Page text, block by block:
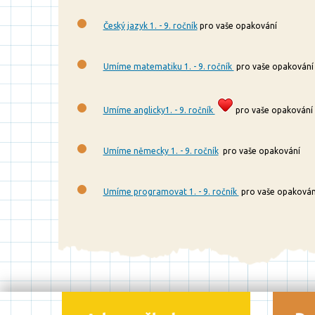
Český jazyk 1. - 9. ročníkpro vaše opakování
Umíme matematiku 1. - 9. ročník pro vaše opakování
Umíme anglicky1. - 9. ročník pro vaše opakování
Umíme německy 1. - 9. ročníkpro vaše opakování
Umíme programovat 1. - 9. ročník pro vaše